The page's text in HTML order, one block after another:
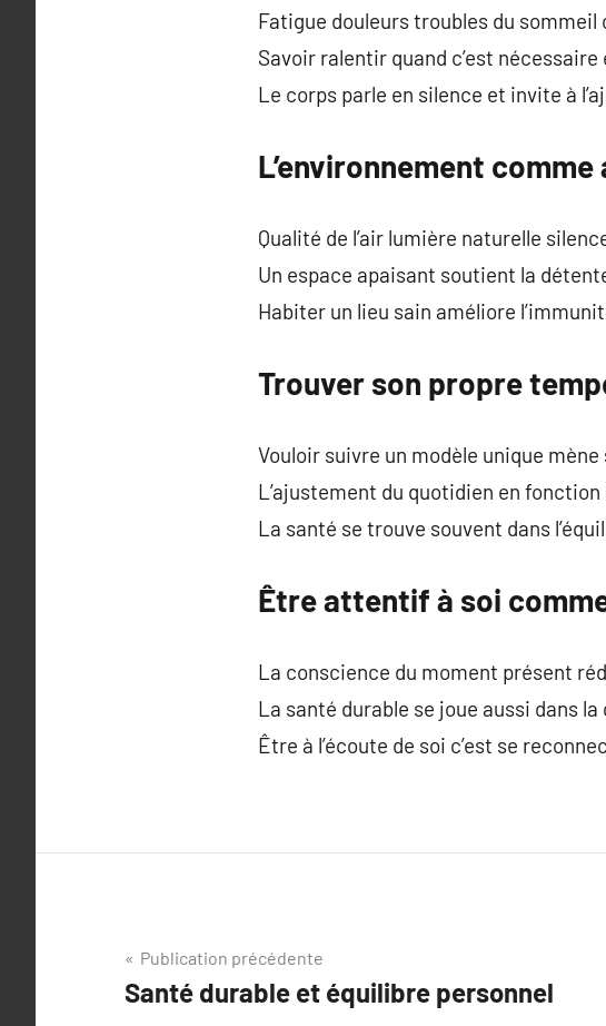
Fatigue douleurs troubles du
Savoir ralentir quand c’est
Le corps parle en silence et invite à
L’environnement
Qualité de l’air lumière naturelle
Un espace apaisant soutient la
Habiter un lieu sain améliore
Trouver son propre
Vouloir suivre un modèle unique mène
L’ajustement du quotidien en
La santé se trouve souvent dans
Être attentif à soi
La conscience du moment présent
La santé durable se joue aussi dans la
Être à l’écoute de soi c’est se
Navigation
de
Publication précédente
Santé durable et équilibre personnel